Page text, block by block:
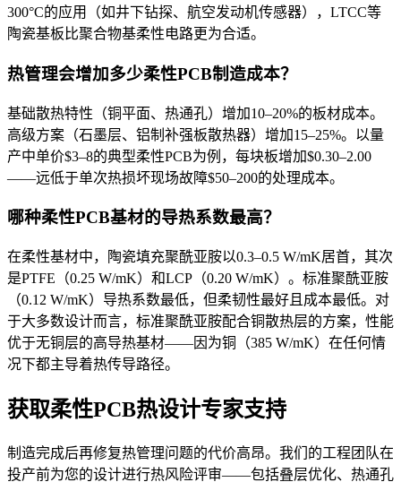
300°C的应用（如井下钻探、航空发动机传感器），LTCC等
陶瓷基板比聚合物基柔性电路更为合适。
热管理会增加多少柔性PCB制造成本？
基础散热特性（铜平面、热通孔）增加10–20%的板材成本。
高级方案（石墨层、铝制补强板散热器）增加15–25%。以量
产中单价$3–8的典型柔性PCB为例，每块板增加$0.30–2.00
——远低于单次热损坏现场故障$50–200的处理成本。
哪种柔性PCB基材的导热系数最高？
在柔性基材中，陶瓷填充聚酰亚胺以0.3–0.5 W/mK居首，其次
是PTFE（0.25 W/mK）和LCP（0.20 W/mK）。标准聚酰亚胺
（0.12 W/mK）导热系数最低，但柔韧性最好且成本最低。对
于大多数设计而言，标准聚酰亚胺配合铜散热层的方案，性能
优于无铜层的高导热基材——因为铜（385 W/mK）在任何情
况下都主导着热传导路径。
获取柔性PCB热设计专家支持
制造完成后再修复热管理问题的代价高昂。我们的工程团队在
投产前为您的设计进行热风险评审——包括叠层优化、热通孔